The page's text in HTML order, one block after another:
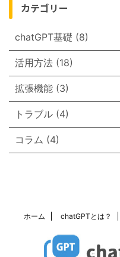
カテゴリー
chatGPT基礎 (8)
活用方法 (18)
拡張機能 (3)
トラブル (4)
コラム (4)
ホーム chatGPTとは？